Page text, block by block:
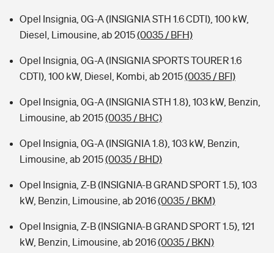
Opel Insignia, 0G-A (INSIGNIA STH 1.6 CDTI), 100 kW,
Diesel, Limousine, ab 2015(0035 / BFH)
Opel Insignia, 0G-A (INSIGNIA SPORTS TOURER 1.6
CDTI), 100 kW, Diesel, Kombi, ab 2015(0035 / BFI)
Opel Insignia, 0G-A (INSIGNIA STH 1.8), 103 kW, Benzin,
Limousine, ab 2015(0035 / BHC)
Opel Insignia, 0G-A (INSIGNIA 1.8), 103 kW, Benzin,
Limousine, ab 2015(0035 / BHD)
Opel Insignia, Z-B (INSIGNIA-B GRAND SPORT 1.5), 103
kW, Benzin, Limousine, ab 2016(0035 / BKM)
Opel Insignia, Z-B (INSIGNIA-B GRAND SPORT 1.5), 121
kW, Benzin, Limousine, ab 2016(0035 / BKN)